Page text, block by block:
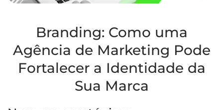
Branding: Como uma
Agência de Marketing Pode
Fortalecer a Identidade da
Sua Marca